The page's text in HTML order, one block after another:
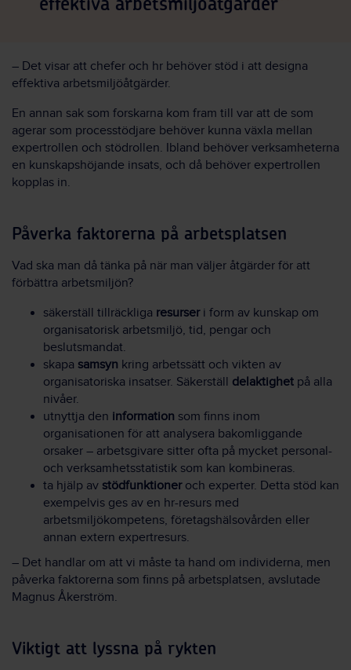
effektiva arbetsmiljöåtgärder
– Det visar att chefer och hr behöver stöd i att designa
effektiva arbetsmiljöåtgärder.
En annan sak som forskarna kom fram till var att de som
agerar som processtödjare behöver kunna växla mellan
expertrollen och stödrollen. Ibland behöver verksamheterna
en kunskapshöjande insats, och då behöver expertrollen
kopplas in.
Påverka faktorerna på arbetsplatsen
Vad ska man då tänka på när man väljer åtgärder för att
förbättra arbetsmiljön?
säkerställ tillräckliga resurseri form av kunskap om
organisatorisk arbetsmiljö, tid, pengar och
beslutsmandat.
skapa samsyn kring arbetssätt och vikten av
organisatoriska insatser. Säkerställ delaktighet på alla
nivåer.
utnyttja den information som finns inom
organisationen för att analysera bakomliggande
orsaker – arbetsgivare sitter ofta på mycket personal-
och verksamhetsstatistik som kan kombineras.
ta hjälp av stödfunktioneroch experter. Detta stöd kan
exempelvis ges av en hr-resurs med
arbetsmiljökompetens, företagshälsovården eller
annan extern expertresurs.
– Det handlar om att vi måste ta hand om individerna, men
påverka faktorerna som finns på arbetsplatsen, avslutade
Magnus Åkerström.
Viktigt att lyssna på rykten